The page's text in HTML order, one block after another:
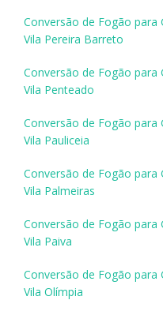
Conversão de Fogão para
Vila Pereira Barreto
Conversão de Fogão para
Vila Penteado
Conversão de Fogão para
Vila Pauliceia
Conversão de Fogão para
Vila Palmeiras
Conversão de Fogão para
Vila Paiva
Conversão de Fogão para
Vila Olímpia